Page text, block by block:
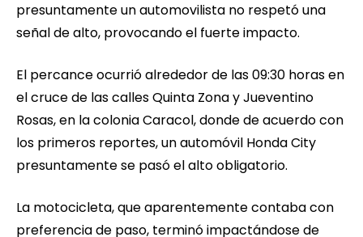
presuntamente un automovilista no respetó una
señal de alto, provocando el fuerte impacto.
El percance ocurrió alrededor de las 09:30 horas en
el cruce de las calles Quinta Zona y Jueventino
Rosas, en la colonia Caracol, donde de acuerdo con
los primeros reportes, un automóvil Honda City
presuntamente se pasó el alto obligatorio.
La motocicleta, que aparentemente contaba con
preferencia de paso, terminó impactándose de